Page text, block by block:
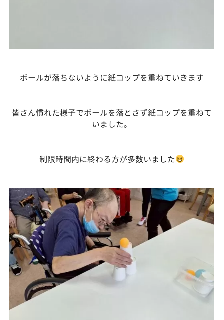
ボールが落ちないように紙コップを重ねていきます
皆さん慣れた様子でボールを落とさず紙コップを重ねて
いました。
制限時間内に終わる方が多数いました